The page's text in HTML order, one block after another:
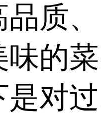
质、
味的菜
是对过